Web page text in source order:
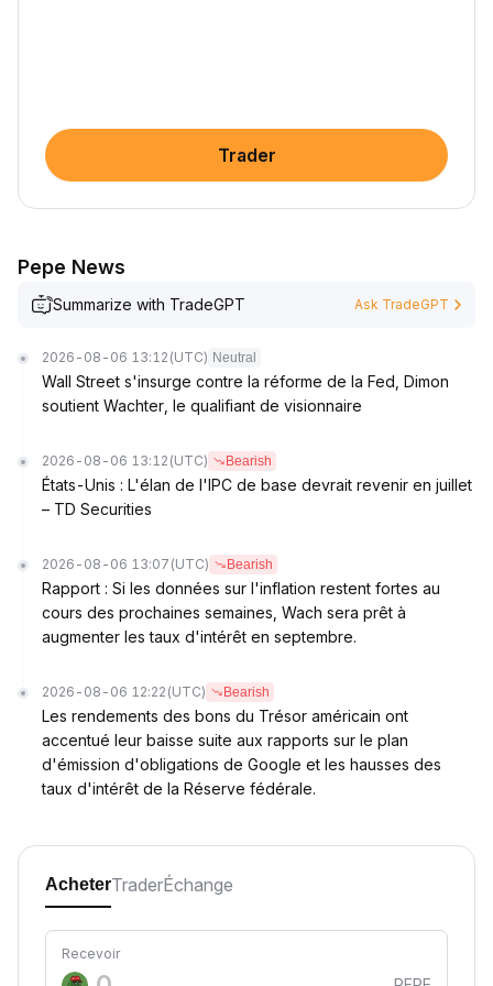
Trader
Pepe News
Summarize with TradeGPT Ask TradeGPT
2026-08-06 13:12 (UTC) Neutral
Wall Street s'insurge contre la réforme de la Fed, Dimon
soutient Wachter, le qualifiant de visionnaire
2026-08-06 13:12 (UTC) Bearish
États-Unis : L'élan de l'IPC de base devrait revenir en juillet
– TD Securities
2026-08-06 13:07 (UTC) Bearish
Rapport : Si les données sur l'inflation restent fortes au
cours des prochaines semaines, Wach sera prêt à
augmenter les taux d'intérêt en septembre.
2026-08-06 12:22 (UTC) Bearish
Les rendements des bons du Trésor américain ont
accentué leur baisse suite aux rapports sur le plan
d'émission d'obligations de Google et les hausses des
taux d'intérêt de la Réserve fédérale.
AcheterTraderÉchange
Recevoir